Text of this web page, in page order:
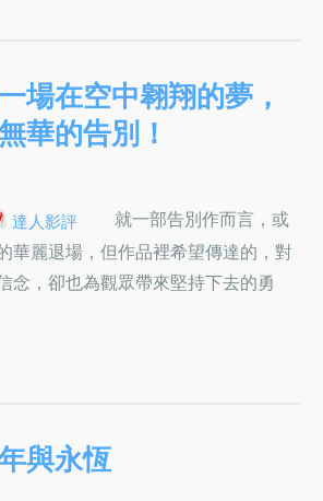
場在空中翱翔的夢，
華的告別！
達人影評
就一部告別作而言，或
華麗退場，但作品裡希望傳達的，對
念，卻也為觀眾帶來堅持下去的勇
與永恆